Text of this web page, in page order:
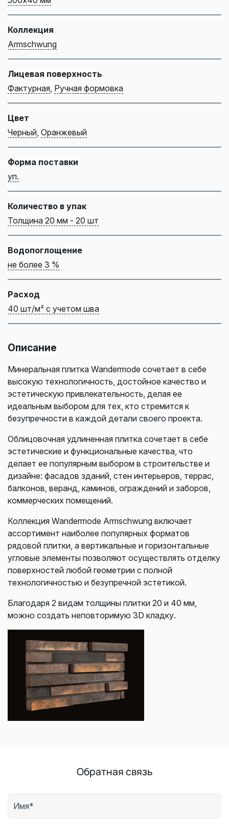
Коллекция
Armschwung
Лицевая поверхность
Фактурная, Ручная формовка
Цвет
Черный, Оранжевый
Форма поставки
уп.
Количество в упак
Толщина 20 мм - 20 шт
Водопоглощение
не более 3 %
Расход
40 шт/м² с учетом шва
Описание
Минеральная плитка Wandermode сочетает в себе
высокую технологичность, достойное качество и
эстетическую привлекательность, делая ее
идеальным выбором для тех, кто стремится к
безупречности в каждой детали своего проекта.
Облицовочная удлиненная плитка сочетает в себе
эстетические и функциональные качества, что
делает ее популярным выбором в строительстве и
дизайне: фасадов зданий, стен интерьеров, террас,
балконов, веранд, каминов, ограждений и заборов,
коммерческих помещений.
Коллекция Wandermode Armschwung включает
ассортимент наиболее популярных форматов
рядовой плитки, а вертикальные и горизонтальные
угловые элементы позволяют осуществлять отделку
поверхностей любой геометрии с полной
технологичностью и безупречной эстетикой.
Благодаря 2 видам толщины плитки 20 и 40 мм,
можно создать неповторимую 3D кладку.
Обратная связь